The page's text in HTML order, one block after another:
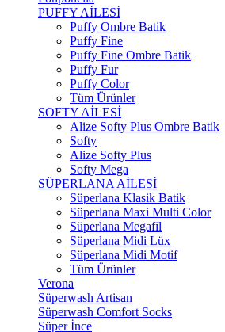
PUFFY AİLESİ
Puffy Ombre Batik
Puffy Fine
Puffy Fine Ombre Batik
Puffy Fur
Puffy Color
Tüm Ürünler
SOFTY AİLESİ
Alize Softy Plus Ombre Batik
Softy
Alize Softy Plus
Softy Mega
SÜPERLANA AİLESİ
Süperlana Klasik Batik
Süperlana Maxi Multi Color
Süperlana Megafil
Süperlana Midi Lüx
Süperlana Midi Motif
Tüm Ürünler
Verona
Süperwash Artisan
Süperwash Comfort Socks
Süper İnce